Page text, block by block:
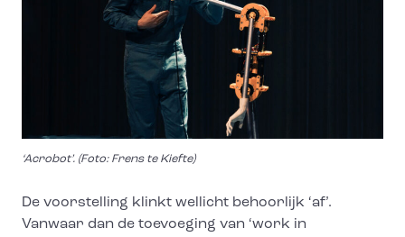
‘Acrobot’. (Foto: Frens te Kiefte)
De voorstelling klinkt wellicht behoorlijk ‘af’.
Vanwaar dan de toevoeging van ‘work in